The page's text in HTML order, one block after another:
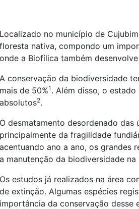
Localizado no município de
floresta nativa, compondo um
onde a Biofílica também
A conservação da biodiversidade
mais de 50%1 . Além disso, o
absolutos2.
O desmatamento desordenado
principalmente da fragilidade
acentuando ano a ano, os grandes
a manutenção da biodiversidade na
Os estudos já realizados na área
de extinção. Algumas espécies
importância da conservação desse